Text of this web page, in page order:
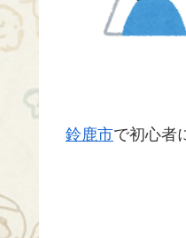
鈴鹿市で初心者